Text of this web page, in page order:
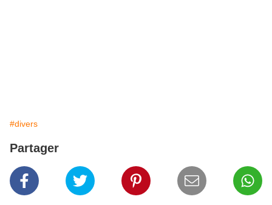
#divers
Partager